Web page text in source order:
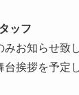
ッフ
お知らせ致し
挨拶を予定